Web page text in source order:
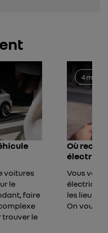
voitures
le
faire
trouver le
4 min
Où
Vous
électrique
les lieux
On vous